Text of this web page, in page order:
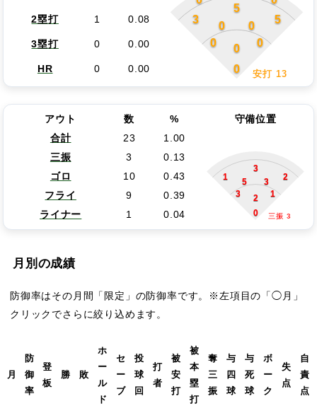
3
5
5
0
0
0
0
0
0
安打 13
2塁打 1 0.08
3塁打 0 0.00
HR 0 0.00
アウト 数 %
守備位置
合計
23
1.00
三振
3 0.13
1
3
2
5
3
3
1
2
0 三振 3
ゴロ 10
0.43
フライ
9
0.39
ライナー
1 0.04
月別の成績
防御率はその月間「限定」の防御率です。※左項目の「◯月」
クリックでさらに絞り込めます。
月
防
御
率
登
板
勝 敗
ホ
ー
ル
ド
セ
ー
ブ
投
球
回
打
者
被
安
打
被
本
塁
打
奪
三
振
与
四
球
与
死
球
ボ
ー
ク
失
点
自
責
点